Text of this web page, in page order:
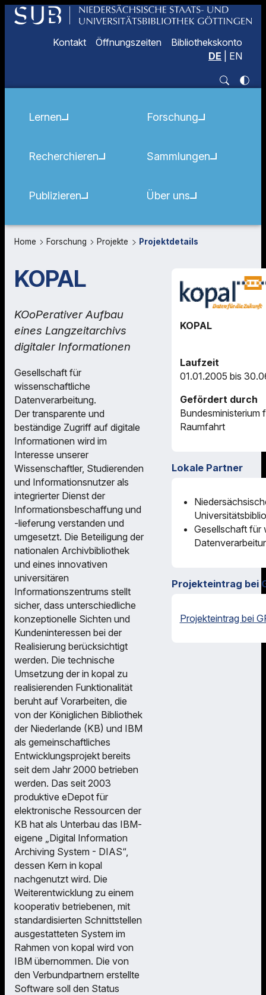
Kontakt Öffnungszeiten
Bibliothekskonto
DE
EN
Lernen
Recherchieren
Publizieren
Forschung
Sammlungen
Über uns
Home Forschung Projekte Projektdetails
KOPAL
KOoPerativer Aufbau
eines Langzeitarchivs
digitaler Informationen
Gesellschaft für
wissenschaftliche
Datenverarbeitung.
Der transparente und
beständige Zugriff auf digitale
Informationen wird im
Interesse unserer
Wissenschaftler, Studierenden
und Informationsnutzer als
integrierter Dienst der
Informationsbeschaffung und
-lieferung verstanden und
umgesetzt. Die Beteiligung der
nationalen Archivbibliothek
und eines innovativen
universitären
Informationszentrums stellt
sicher, dass unterschiedliche
konzeptionelle Sichten und
Kundeninteressen bei der
Realisierung berücksichtigt
werden. Die technische
Umsetzung der in kopal zu
realisierenden Funktionalität
beruht auf Vorarbeiten, die
von der Königlichen Bibliothek
der Niederlande (KB) und IBM
als gemeinschaftliches
Entwicklungsprojekt bereits
seit dem Jahr 2000 betrieben
werden. Das seit 2003
produktive eDepot für
elektronische Ressourcen der
KB hat als Unterbau das IBM-
eigene „Digital Information
Archiving System - DIAS“,
dessen Kern in kopal
nachgenutzt wird. Die
Weiterentwicklung zu einem
kooperativ betriebenen, mit
standardisierten Schnittstellen
ausgestatteten System im
Rahmen von kopal wird von
IBM übernommen. Die von
den Verbundpartnern erstellte
Software soll den Status
KOPAL
Laufzeit
01.01.2005 bis
Gefördert durch
Bundesministerium
Raumfahrt
Lokale Partner
Gesellschaft für
Projekteintrag bei
Projekteintrag bei